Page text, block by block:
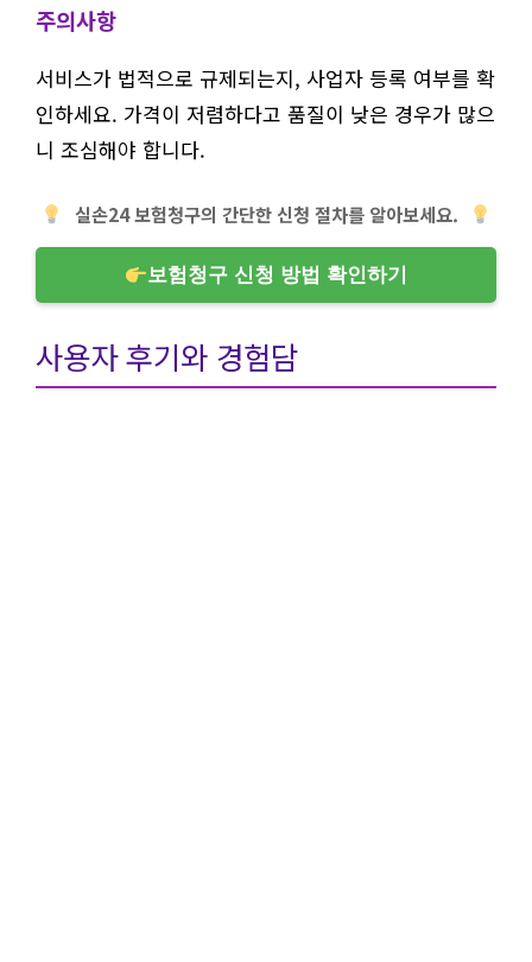
주의사항
서비스가 법적으로 규제되는지, 사업자 등록 여부를 확
인하세요. 가격이 저렴하다고 품질이 낮은 경우가 많으
니 조심해야 합니다.
실손24 보험청구의 간단한 신청 절차를 알아보세요.
보험청구 신청 방법 확인하기
사용자 후기와 경험담